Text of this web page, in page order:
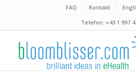
FAQ Kontakt
Telefon: +43 1 997